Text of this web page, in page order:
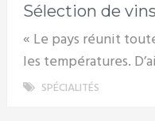
Sélection de
« Le pays réunit
les températures.
SPÉCIALITÉS